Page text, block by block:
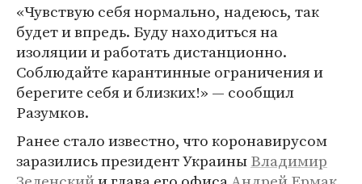
«Чувствую себя нормально, надеюсь, так
будет и впредь. Буду находиться на
изоляции и работать дистанционно.
Соблюдайте карантинные ограничения и
берегите себя и близких!» — сообщил
Разумков.
Ранее стало известно, что коронавирусом
заразились президент УкраиныВладимир